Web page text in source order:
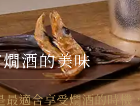
無氏製作
哆啦A夢
高岡的著色技術
酒的美味
適合享受燗酒的時機